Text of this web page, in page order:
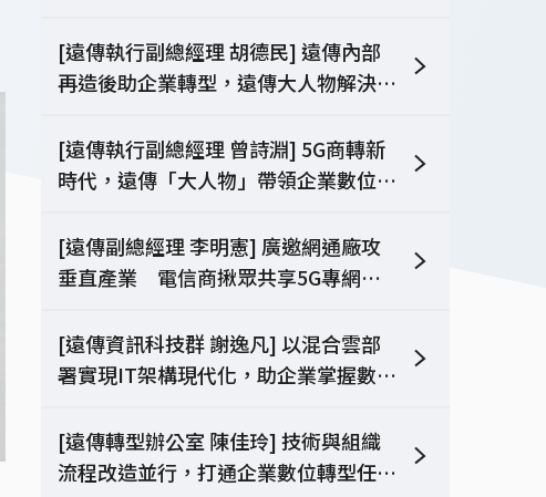
遠傳智靈
智慧驅動企業升級，打
了解更多
[遠傳執行副總經理 胡德民] 遠傳內部
再造後助企業轉型，遠傳大人物解決方
[遠傳執行副總經理 曾詩淵] 5G商轉新
時代，遠傳「大人物」帶領企業數位轉
[遠傳副總經理 李明憲] 廣邀網通廠攻
垂直產業 電信商揪眾共享5G專網商
[遠傳資訊科技群 謝逸凡] 以混合雲部
署實現IT架構現代化，助企業掌握數位
[遠傳轉型辦公室 陳佳玲] 技術與組織
流程改造並行，打通企業數位轉型任督